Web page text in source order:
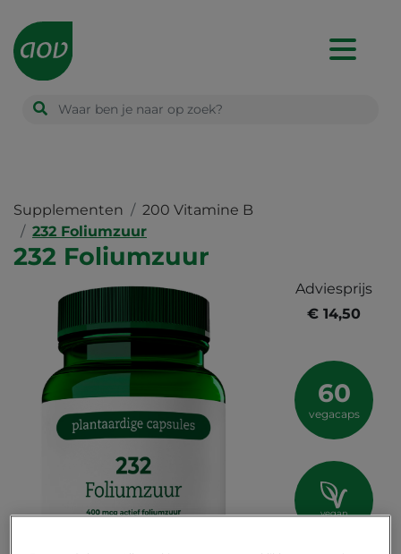
Main
navigation
Supplementen
200 Vitamine B
232 Foliumzuur
232 Foliumzuur
Adviesprijs
€ 14,50
60
vegacaps
vegan